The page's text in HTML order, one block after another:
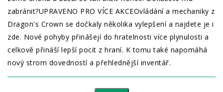
zabránit?UPRAVENO PRO VÍCE AKCEOvládání a mechaniky z
Dragon's Crown se dočkaly několika vylepšení a najdete je i
zde. Nové pohyby přinášejí do hratelnosti více plynulosti a
celkově přináší lepší pocit z hraní. K tomu také napomáhá
nový strom dovedností a přehlednější inventář.